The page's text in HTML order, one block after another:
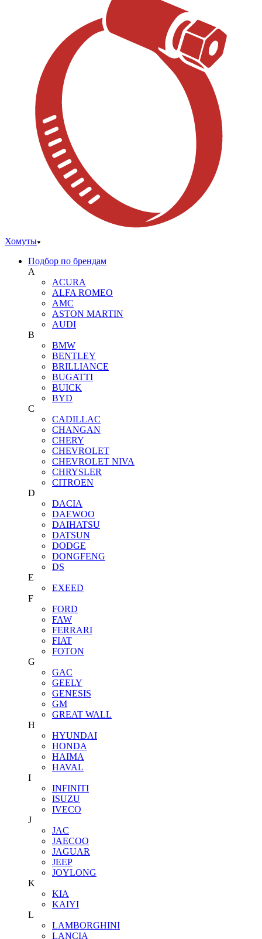
Хомуты
Подбор по брендам
A
ACURA
ALFA ROMEO
AMC
ASTON MARTIN
AUDI
B
BMW
BENTLEY
BRILLIANCE
BUGATTI
BUICK
BYD
C
CADILLAC
CHANGAN
CHERY
CHEVROLET
CHEVROLET NIVA
CHRYSLER
CITROEN
D
DACIA
DAEWOO
DAIHATSU
DATSUN
DODGE
DONGFENG
DS
E
EXEED
F
FORD
FAW
FERRARI
FIAT
FOTON
G
GAC
GEELY
GENESIS
GM
GREAT WALL
H
HYUNDAI
HONDA
HAIMA
HAVAL
I
INFINITI
ISUZU
IVECO
J
JAC
JAECOO
JAGUAR
JEEP
JOYLONG
K
KIA
KAIYI
L
LAMBORGHINI
LANCIA